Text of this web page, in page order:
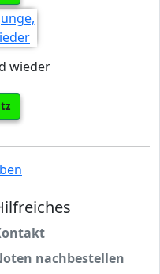
wieder
nachbestellen